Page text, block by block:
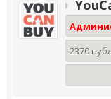
2370